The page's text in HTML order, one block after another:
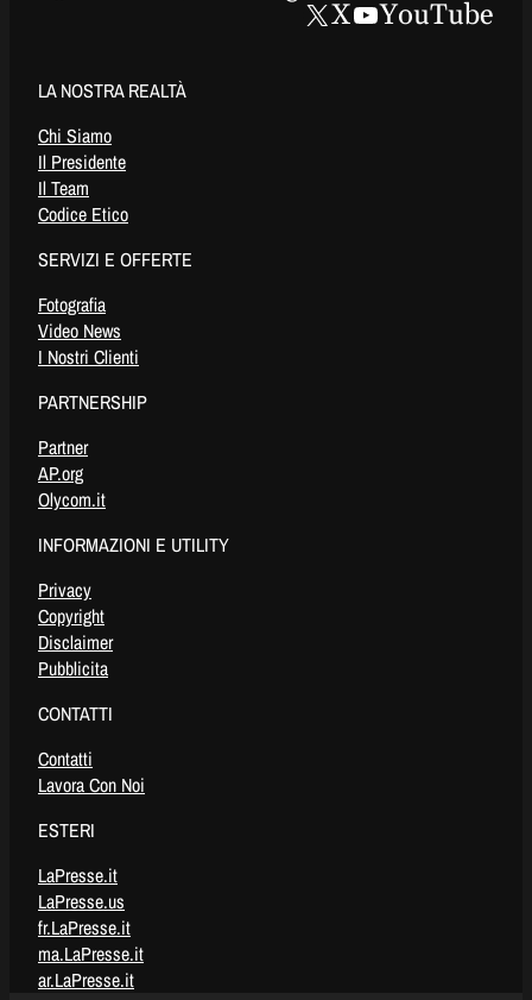
X
YouTube
LA NOSTRA REALTÀ
Chi Siamo
Il Presidente
Il Team
Codice Etico
SERVIZI E OFFERTE
Fotografia
Video News
I Nostri Clienti
PARTNERSHIP
Partner
AP.org
Olycom.it
INFORMAZIONI E UTILITY
Privacy
Copyright
Disclaimer
Pubblicita
CONTATTI
Contatti
Lavora Con Noi
ESTERI
LaPresse.it
LaPresse.us
fr.LaPresse.it
ma.LaPresse.it
ar.LaPresse.it